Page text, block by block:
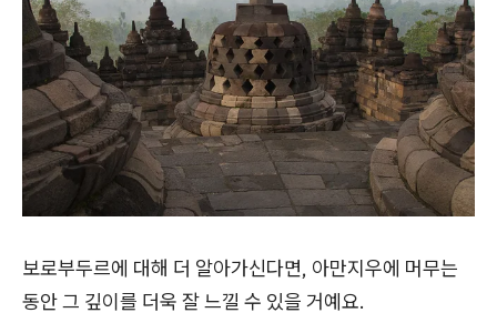
보로부두르에 대해 더 알아가신다면, 아만지우에 머무는
동안 그 깊이를 더욱 잘 느낄 수 있을 거예요.